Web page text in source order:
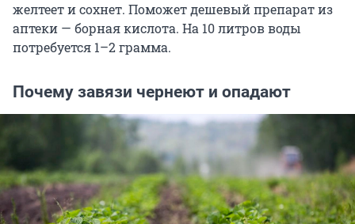
желтеет и сохнет. Поможет дешевый препарат из
аптеки — борная кислота. На 10 литров воды
потребуется 1–2 грамма.
Почему завязи чернеют и опадают